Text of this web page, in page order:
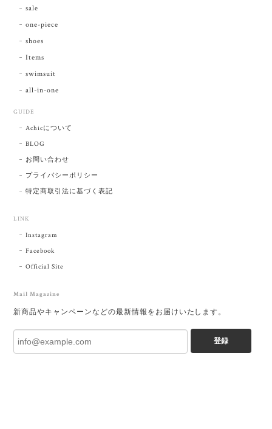
sale
one-piece
shoes
Items
swimsuit
all-in-one
GUIDE
Achicについて
BLOG
お問い合わせ
プライバシーポリシー
特定商取引法に基づく表記
LINK
Instagram
Facebook
Official Site
Mail Magazine
新商品やキャンペーンなどの最新情報をお届けいたします。
登録